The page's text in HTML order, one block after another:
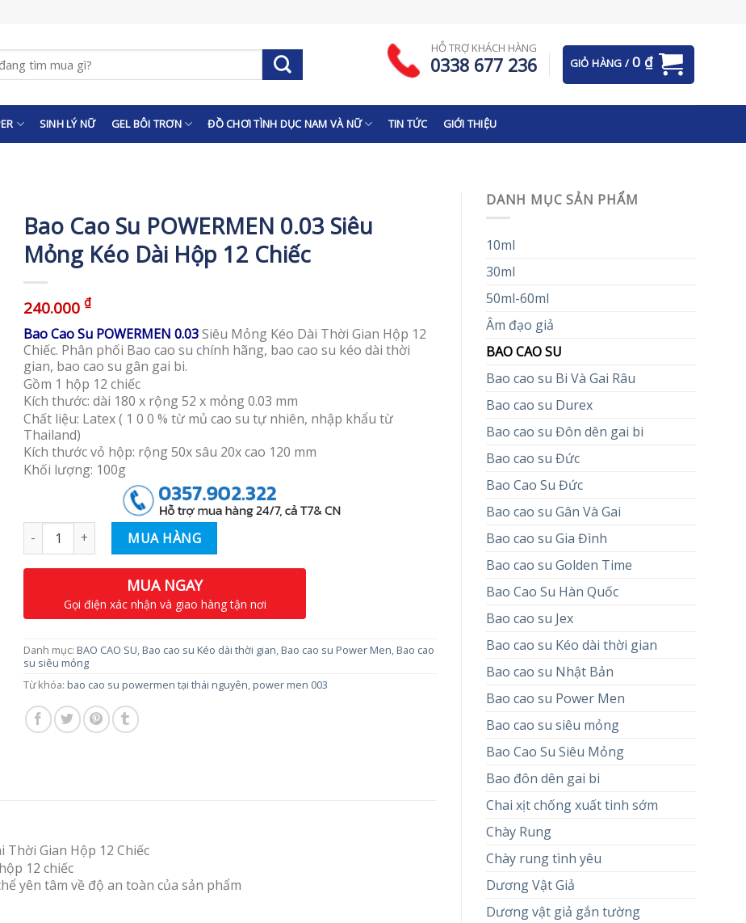
HỖ TRỢ KHÁCH HÀNG
0338 677 236 GIỎ HÀNG / 0 ₫
SINH LÝ NỮ GEL BÔI TRƠN ĐỒ CHƠI TÌNH DỤC NAM VÀ NỮ TIN TỨC GIỚI THIỆU
DANH MỤC SẢN PHẨM
10ml
30ml
50ml-60ml
Âm đạo giả
BAO CAO SU
Bao cao su Bi Và Gai Râu
Bao cao su Durex
Bao cao su Đôn dên gai bi
Bao cao su Đức
Bao Cao Su Đức
Bao cao su Gân Và Gai
Bao cao su Gia Đình
Bao cao su Golden Time
Bao Cao Su Hàn Quốc
Bao cao su Jex
Bao cao su Kéo dài thời gian
Bao cao su Nhật Bản
Bao cao su Power Men
Bao cao su siêu mỏng
Bao Cao Su Siêu Mỏng
Bao đôn dên gai bi
Chai xịt chống xuất tinh sớm
Chày Rung
Chày rung tình yêu
Dương Vật Giả
Dương vật giả gắn tường
Bao Cao Su POWERMEN 0.03 Siêu
Mỏng Kéo Dài Hộp 12 Chiếc
240.000₫
Bao Cao Su POWERMEN 0.03Siêu Mỏng Kéo Dài Thời Gian Hộp 12
Chiếc. Phân phối Bao cao su chính hãng, bao cao su kéo dài thời
gian, bao cao su gân gai bi.
Gồm 1 hộp 12 chiếc
Kích thước: dài 180 x rộng 52 x mỏng 0.03 mm
Chất liệu: Latex ( 1 0 0 % từ mủ cao su tự nhiên, nhập khẩu từ
Thailand)
Kích thước vỏ hộp: rộng 50x sâu 20x cao 120 mm
Khối lượng: 100g
Số lượng
MUA HÀNG
MUA NGAY
Gọi điện xác nhận và giao hàng tận nơi
Danh mục: BAO CAO SU, Bao cao su Kéo dài thời gian, Bao cao su Power Men, Bao cao
su siêu mỏng
Từ khóa: bao cao su powermen tại thái nguyên, power men 003
Thời Gian Hộp 12 Chiếc
12 chiếc
yên tâm về độ an toàn của sản phẩm